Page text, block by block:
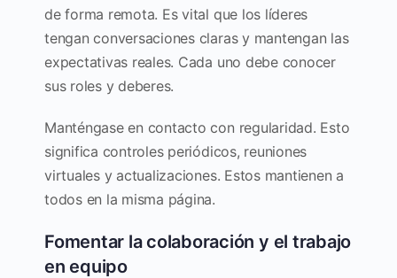
de forma remota. Es vital que los líderes
tengan conversaciones claras y mantengan las
expectativas reales. Cada uno debe conocer
sus roles y deberes.
Manténgase en contacto con regularidad. Esto
significa controles periódicos, reuniones
virtuales y actualizaciones. Estos mantienen a
todos en la misma página.
Fomentar la colaboración y el trabajo
en equipo